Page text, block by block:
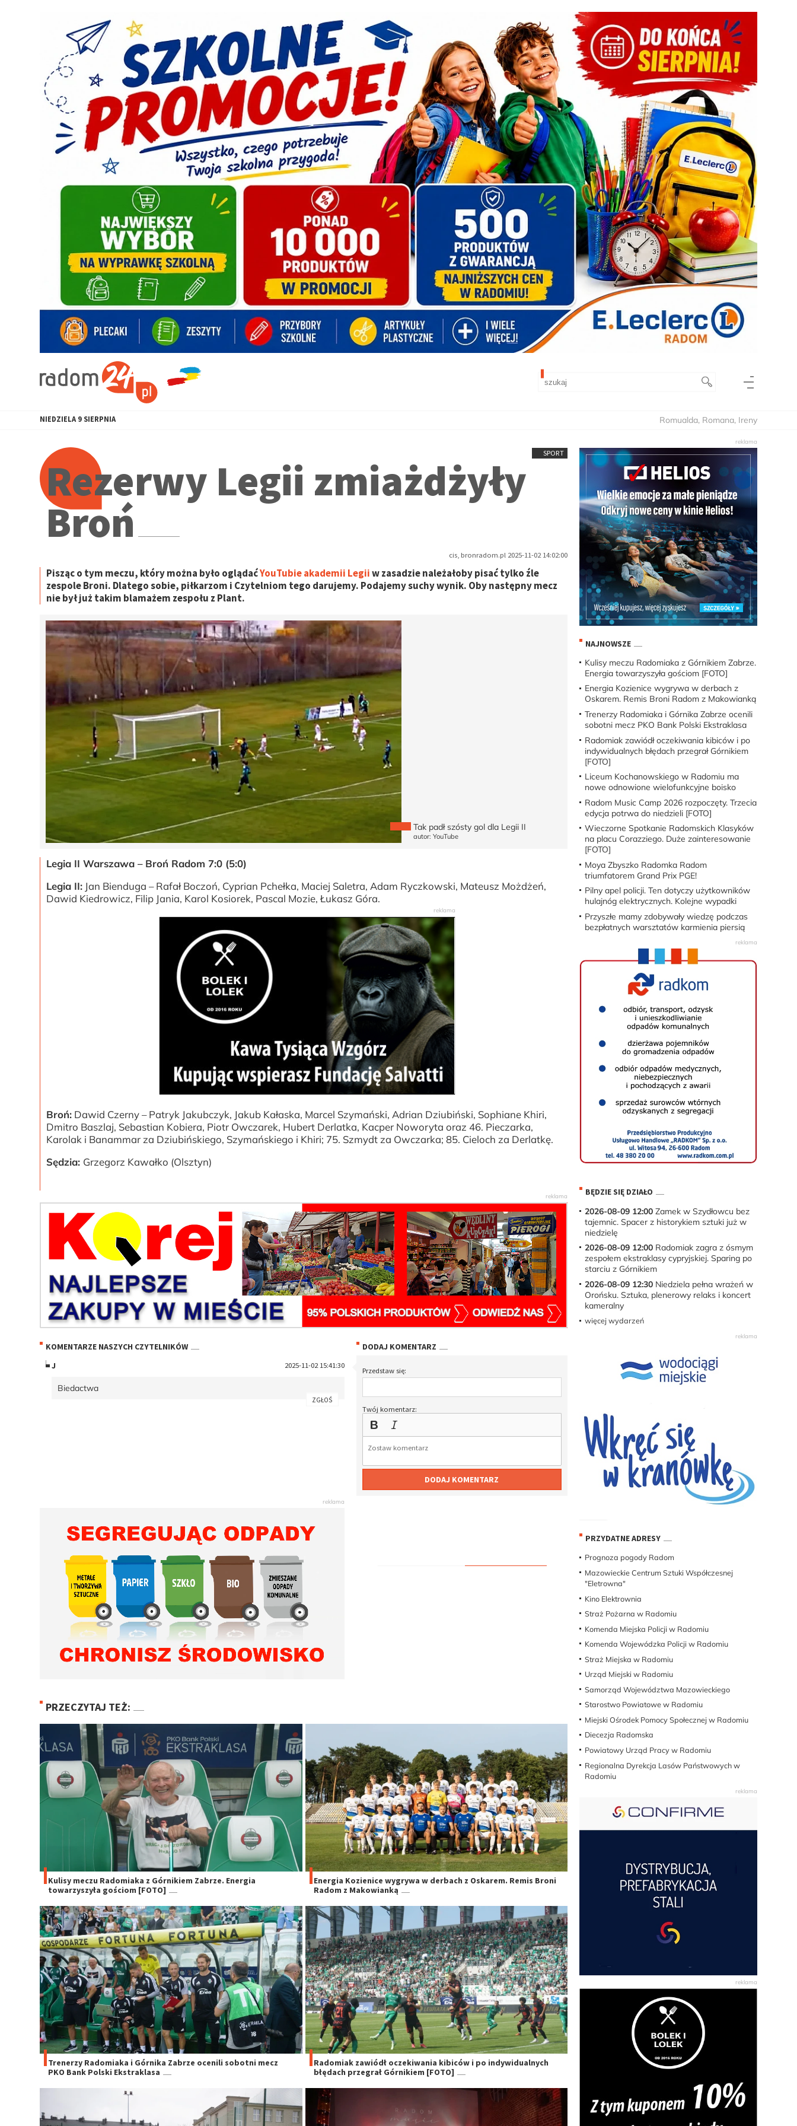
NIEDZIELA 9 SIERPNIA Romualda, Romana, Ireny
SPORT
Rezerwy Legii zmiażdżyły
Broń
cis, bronradom.pl 2025-11-02 14:02:00
Pisząc o tym meczu, który można było oglądaćYouTubie akademii Legiiw zasadzie należałoby pisać tylko źle
zespole Broni. Dlatego sobie, piłkarzom i Czytelniom tego darujemy. Podajemy suchy wynik. Oby następny mecz
nie był już takim blamażem zespołu z Plant.
Tak padł szósty gol dla Legii II
autor: YouTube
Legia II Warszawa – Broń Radom 7:0 (5:0)
Legia II: Jan Bienduga – Rafał Boczoń, Cyprian Pchełka, Maciej Saletra, Adam Ryczkowski, Mateusz Możdżeń,
Dawid Kiedrowicz, Filip Jania, Karol Kosiorek, Pascal Mozie, Łukasz Góra.
Broń: Dawid Czerny – Patryk Jakubczyk, Jakub Kałaska, Marcel Szymański, Adrian Dziubiński, Sophiane Khiri,
Dmitro Baszlaj, Sebastian Kobiera, Piotr Owczarek, Hubert Derlatka, Kacper Noworyta oraz 46. Pieczarka,
Karolak i Banammar za Dziubińskiego, Szymańskiego i Khiri; 75. Szmydt za Owczarka; 85. Cieloch za Derlatkę.
Sędzia: Grzegorz Kawałko (Olsztyn)
KOMENTARZE NASZYCH CZYTELNIKÓW
J
2025-11-02 15:41:30
Biedactwa
ZGŁOŚ
DODAJ KOMENTARZ
Przedstaw się:
Twój komentarz:
DODAJ KOMENTARZ
PRZECZYTAJ TEŻ:
Kulisy meczu Radomiaka z Górnikiem Zabrze. Energia
towarzyszyła gościom [FOTO]
Energia Kozienice wygrywa w derbach z Oskarem. Remis Broni
Radom z Makowianką
Trenerzy Radomiaka i Górnika Zabrze ocenili sobotni mecz
PKO Bank Polski Ekstraklasa
Radomiak zawiódł oczekiwania kibiców i po indywidualnych
błędach przegrał Górnikiem [FOTO]
NAJNOWSZE
Kulisy meczu Radomiaka z Górnikiem Zabrze.
Energia towarzyszyła gościom [FOTO]
Energia Kozienice wygrywa w derbach z
Oskarem. Remis Broni Radom z Makowianką
Trenerzy Radomiaka i Górnika Zabrze ocenili
sobotni mecz PKO Bank Polski Ekstraklasa
Radomiak zawiódł oczekiwania kibiców i po
indywidualnych błędach przegrał Górnikiem
[FOTO]
Liceum Kochanowskiego w Radomiu ma
nowe odnowione wielofunkcyjne boisko
Radom Music Camp 2026 rozpoczęty. Trzecia
edycja potrwa do niedzieli [FOTO]
Wieczorne Spotkanie Radomskich Klasyków
na placu Corazziego. Duże zainteresowanie
[FOTO]
Moya Zbyszko Radomka Radom
triumfatorem Grand Prix PGE!
Pilny apel policji. Ten dotyczy użytkowników
hulajnóg elektrycznych. Kolejne wypadki
Przyszłe mamy zdobywały wiedzę podczas
bezpłatnych warsztatów karmienia piersią
BĘDZIE SIĘ DZIAŁO
2026-08-09 12:00Zamek w Szydłowcu bez
tajemnic. Spacer z historykiem sztuki już w
niedzielę
2026-08-09 12:00Radomiak zagra z ósmym
zespołem ekstraklasy cypryjskiej. Sparing po
starciu z Górnikiem
2026-08-09 12:30Niedziela pełna wrażeń w
Orońsku. Sztuka, plenerowy relaks i koncert
kameralny
więcej wydarzeń
PRZYDATNE ADRESY
Prognoza pogody Radom
Mazowieckie Centrum Sztuki Współczesnej
"Eletrowna"
Kino Elektrownia
Straż Pożarna w Radomiu
Komenda Miejska Policji w Radomiu
Komenda Wojewódzka Policji w Radomiu
Straż Miejska w Radomiu
Urząd Miejski w Radomiu
Samorząd Województwa Mazowieckiego
Starostwo Powiatowe w Radomiu
Miejski Ośrodek Pomocy Społecznej w Radomiu
Diecezja Radomska
Powiatowy Urząd Pracy w Radomiu
Regionalna Dyrekcja Lasów Państwowych w
Radomiu